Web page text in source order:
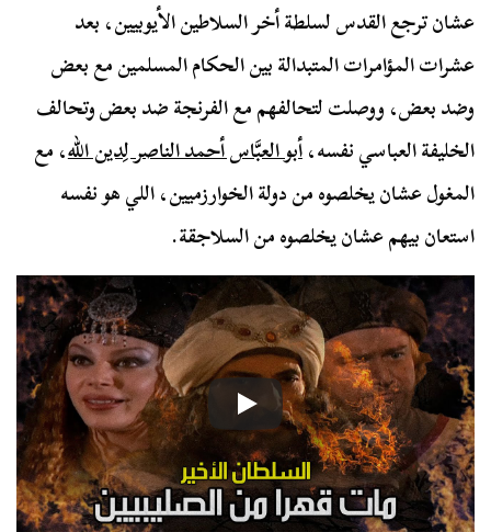
عشان ترجع القدس لسلطة أخر السلاطين الأيوبيين، بعد
عشرات المؤامرات المتبدالة بين الحكام المسلمين مع بعض
وضد بعض، ووصلت لتحالفهم مع الفرنجة ضد بعض وتحالف
الخليفة العباسي نفسه،أبو العبَّاس أحمد الناصر لِدين الله، مع
المغول عشان يخلصوه من دولة الخوارزميين، اللي هو نفسه
استعان بيهم عشان يخلصوه من السلاجقة.